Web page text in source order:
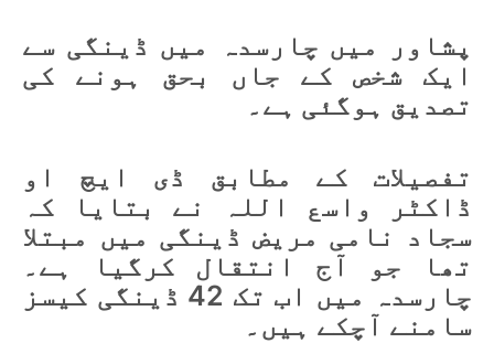
پشاور میں چارسدہ میں ڈینگی سے
ایک شخص کے جاں بحق ہونے کی
تصدیق ہوگئی ہے۔
تفصیلات کے مطابق ڈی ایچ او
ڈاکٹر واسع اللہ نے بتایا کہ
سجاد نامی مریض ڈینگی میں مبتلا
تھا جو آج انتقال کرگیا ہے۔
چارسدہ میں اب تک 42 ڈینگی کیسز
سامنے آچکے ہیں۔